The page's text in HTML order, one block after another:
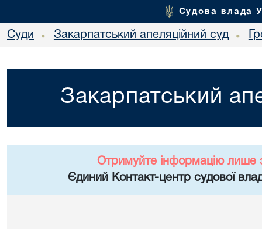
Судова влада
Суди • Закарпатський апеляційний суд •
Закарпатський
Отримуйте інформацію лише
Єдиний Контакт-центр судової